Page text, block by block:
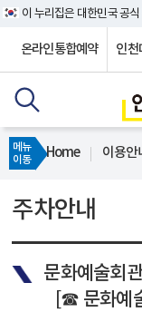
이 누리집은 대한민국 공
온라인통합예약 인천
메뉴
이동
Home 이용안
주차안내
문화예술회
[☎ 문화예